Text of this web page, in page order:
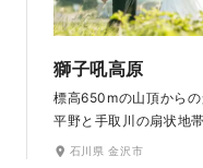
獅子吼高原
標高650mの山頂から
平野と手取川の扇状地
ス連峰、日本海も望む
石川県 金沢市